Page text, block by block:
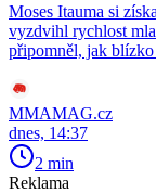
Moses Itauma si
vyzdvihl rychlost
připomněl, jak
MMAMAG.cz
dnes, 14:37
2 min
Reklama